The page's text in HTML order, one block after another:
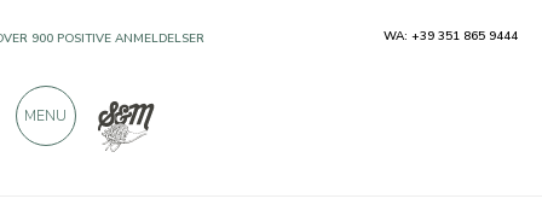
900 POSITIVE ANMELDELSER WA: +39 351 865 9444
MENU